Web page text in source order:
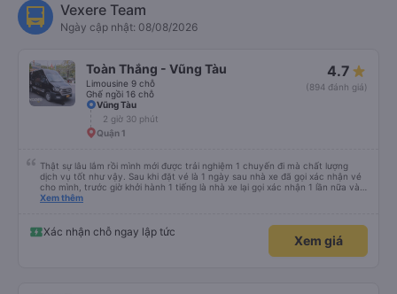
Vexere Team
Ngày cập nhật: 08/08/2026
Toàn Thắng - Vũng Tàu
Limousine 9 chỗ
Ghế ngồi 16 chỗ
4.7
(894 đánh giá)
Vũng Tàu
2 giờ 30 phút
Quận 1
Thật sự lâu lắm rồi mình mới được trải nghiệm 1 chuyến đi mà chất lượng
dịch vụ tốt như vậy. Sau khi đặt vé là 1 ngày sau nhà xe đã gọi xác nhận vé
cho mình, trước giờ khởi hành 1 tiếng là nhà xe lại gọi xác nhận 1 lần nữa và
cung cấp số đt của bác tài và số xe. Dịch vụ tốt, xe sạch sẽ và bác tài chạy
Xem thêm
Xác nhận chỗ ngay lập tức
Xem giá